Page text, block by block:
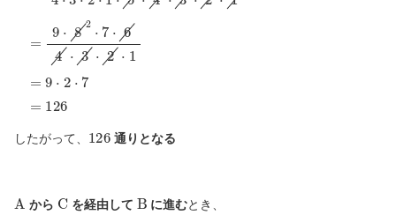
4⋅ ⋅1 3 1 4⋅
したがって、 126 通りとなる
A から Cを経由して B に進むとき、